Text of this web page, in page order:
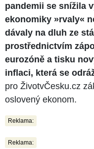
pandemii se snížila
ekonomiky »rvaly«
dávaly na dluh ze
prostřednictvím
eurozóně a tisku
inflaci, která se
pro ŽivotvČesku.cz
oslovený ekonom.
Reklama:
Reklama: